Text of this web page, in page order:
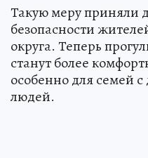
Такую меру приняли
безопасности
округа. Теперь
станут более
особенно для семей
людей.